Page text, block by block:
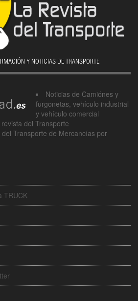
Y NOTICIAS DE TRANSPORTE
Noticias de Camiónes y
furgonetas, vehículo industrial
y vehículo comercial
del Transporte
Transporte de Mercancías por
TRUCK